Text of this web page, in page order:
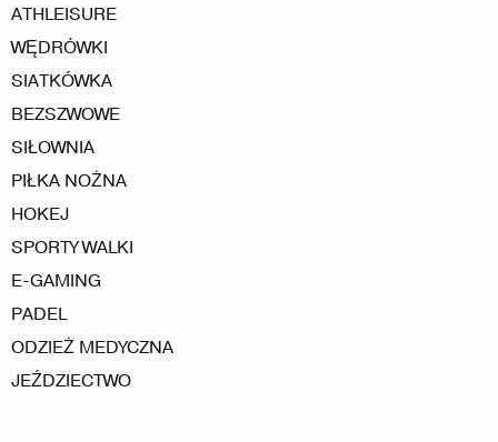
ATHLEISURE
WĘDRÓWKI
SIATKÓWKA
BEZSZWOWE
SIŁOWNIA
PIŁKA NOŻNA
HOKEJ
SPORTY WALKI
E-GAMING
PADEL
ODZIEŻ MEDYCZNA
JEŹDZIECTWO